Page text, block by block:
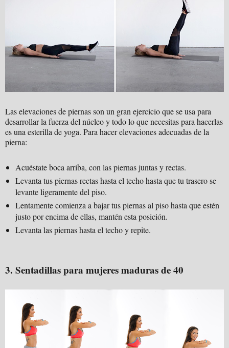
Las elevaciones de piernas son un gran ejercicio que se usa para
desarrollar la fuerza del núcleo y todo lo que necesitas para hacerlas
es una esterilla de yoga. Para hacer elevaciones adecuadas de la
pierna:
Acuéstate boca arriba, con las piernas juntas y rectas.
Levanta tus piernas rectas hasta el techo hasta que tu trasero se
levante ligeramente del piso.
Lentamente comienza a bajar tus piernas al piso hasta que estén
justo por encima de ellas, mantén esta posición.
Levanta las piernas hasta el techo y repite.
3. Sentadillas para mujeres maduras de 40